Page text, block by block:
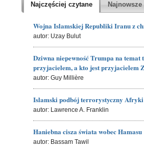
Najczęściej czytane Najnowsze
Wojna Islamskiej Republiki Iranu z
autor: Uzay Bulut
Dziwna niepewność Trumpa na temat
przyjacielem, a kto jest przyjacielem
autor: Guy Millière
Islamski podbój terrorystyczny
autor: Lawrence A. Franklin
Haniebna cisza świata wobec Hamasu
autor: Bassam Tawil